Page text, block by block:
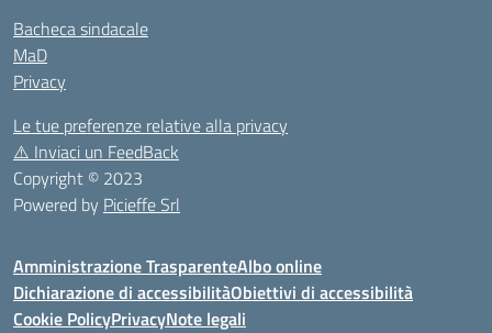
Bacheca sindacale
MaD
Privacy
Le tue preferenze relative alla privacy
⚠️ Inviaci un FeedBack
Copyright © 2023
Powered by Picieffe Srl
Amministrazione TrasparenteAlbo online
Dichiarazione di accessibilitàObiettivi di accessibilità
Cookie PolicyPrivacyNote legali